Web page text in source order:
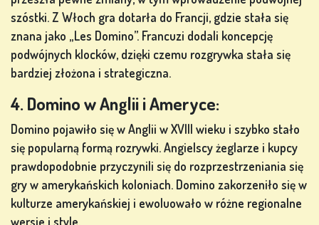
ZALOGUJ
SKLEP
KLASYFIKACJA
szóstki. Z Włoch gra dotarła do Francji, gdzie stała się
znana jako „Les Domino”. Francuzi dodali koncepcję
podwójnych klocków, dzięki czemu rozgrywka stała się
bardziej złożona i strategiczna.
4. Domino w Anglii i Ameryce:
Domino pojawiło się w Anglii w XVIII wieku i szybko stało
się popularną formą rozrywki. Angielscy żeglarze i kupcy
prawdopodobnie przyczynili się do rozprzestrzeniania się
gry w amerykańskich koloniach. Domino zakorzeniło się w
kulturze amerykańskiej i ewoluowało w różne regionalne
wersje i style.